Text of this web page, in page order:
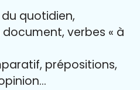
quotidien,
verbes « à
prépositions,